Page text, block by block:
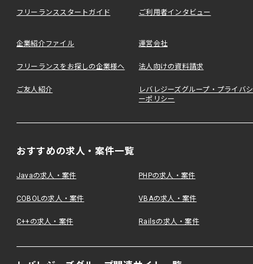
フリーランススタートガイド ご利用者インタビュー
企業紹介ファイル 運営会社
フリーランスをお探しの企業様へ 法人向けの資料請求
ご友人紹介
レバレジーズグループ・プライバシ
ーポリシー
おすすめの求人・案件一覧
Javaの求人・案件 PHPの求人・案件
COBOLの求人・案件 VBAの求人・案件
C++の求人・案件 Railsの求人・案件